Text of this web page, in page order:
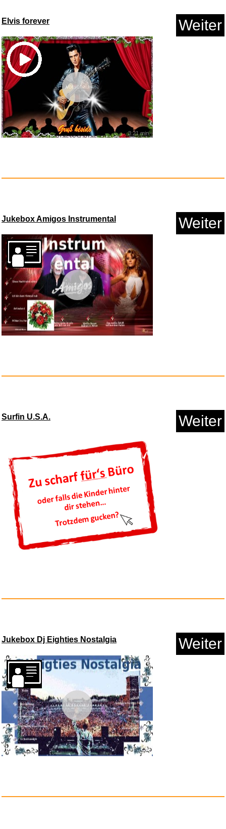
Anzeige
MICHEL-Kroatien-Spezial-
Katalo...
Bowmans Journey Arrow Mastery
...
Elvis forever Weiter
Vorschau
3:21 min.
Jukebox Amigos Instrumental Weiter
Vorschau
Surfin U.S.A. Weiter
Jukebox Dj Eighties Nostalgia Weiter
Vorschau